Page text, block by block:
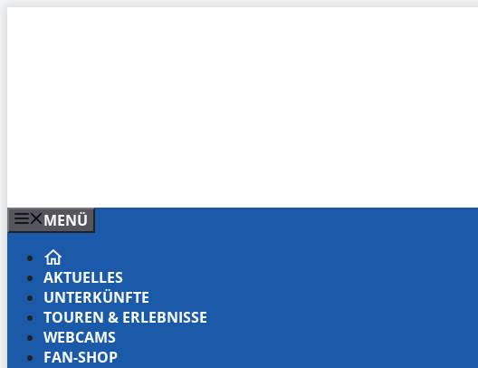
MENÜ
AKTUELLES
UNTERKÜNFTE
TOUREN & ERLEBNISSE
WEBCAMS
FAN-SHOP